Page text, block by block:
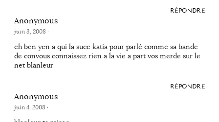
RÉPONDRE
Anonymous
juin 3, 2008 ·
eh ben yen a qui la suce katia pour parlé comme sa bande
de convous connaissez rien a la vie a part vos merde sur le
net blanleur
RÉPONDRE
Anonymous
juin 4, 2008 ·